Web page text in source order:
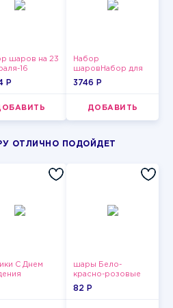
шаров на 23
16
P
Набор
шаровНабор для
мужчин-3
3746 P
ДОБАВИТЬ
ОТЛИЧНО ПОДОЙДЕТ
С Днем
шары Бело-
красно-розовые
пастельные
82 P